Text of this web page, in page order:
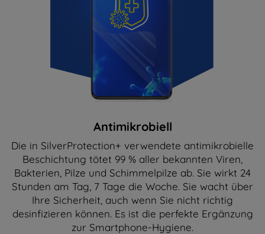
Antimikrobiell
Die in SilverProtection+ verwendete antimikrobielle
Beschichtung tötet 99 % aller bekannten Viren,
Bakterien, Pilze und Schimmelpilze ab. Sie wirkt 24
Stunden am Tag, 7 Tage die Woche. Sie wacht über
Ihre Sicherheit, auch wenn Sie nicht richtig
desinfizieren können. Es ist die perfekte Ergänzung
zur Smartphone-Hygiene.